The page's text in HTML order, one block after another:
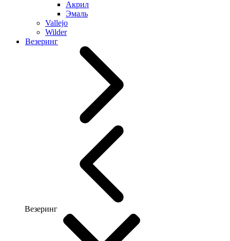
Акрил
Эмаль
Vallejo
Wilder
Везеринг
Везеринг